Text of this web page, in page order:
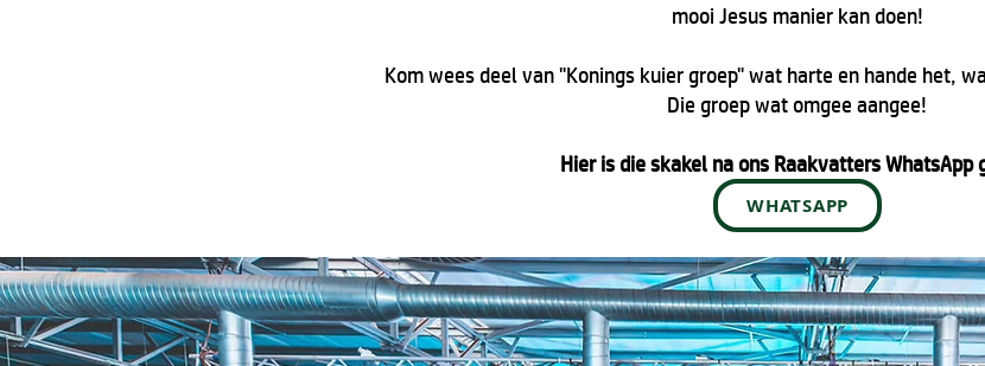
mooi Jesus manier kan doen!
Kom wees deel van "Konings kuier groep" wat harte en hande het,
Die groep wat omgee aangee!
Hier is die skakel na ons Raakvatters WhatsApp
WHATSAPP